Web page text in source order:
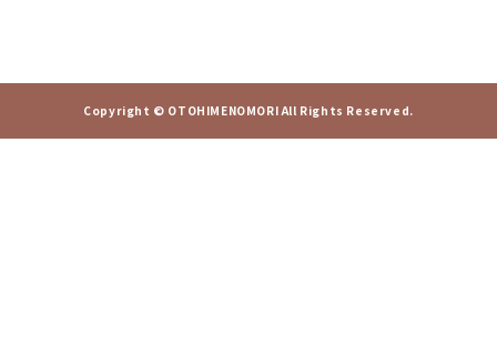
Copyright © OTOHIMENOMORI All Rights Reserved.